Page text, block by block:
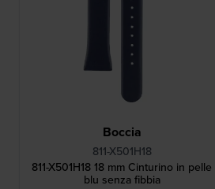
Boccia
811-X501H18
811-X501H18 18 mm Cinturino in pelle
blu senza fibbia